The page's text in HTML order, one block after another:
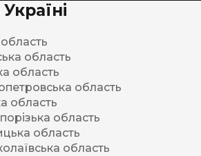
область
область
область
область
область
область
область